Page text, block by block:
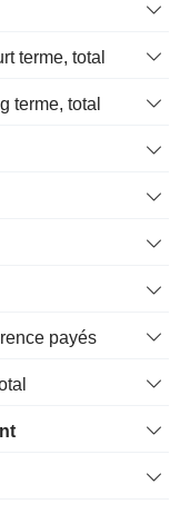
terme, total
terme, total
payés